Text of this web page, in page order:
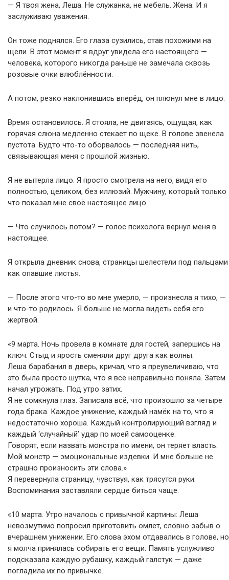
— Я твоя жена, Леша. Не служанка, не мебель. Жена. И я
заслуживаю уважения.
Он тоже поднялся. Его глаза сузились, став похожими на
щели. В этот момент я вдруг увидела его настоящего —
человека, которого никогда раньше не замечала сквозь
розовые очки влюблённости.
А потом, резко наклонившись вперёд, он плюнул мне в лицо.
Время остановилось. Я стояла, не двигаясь, ощущая, как
горячая слюна медленно стекает по щеке. В голове звенела
пустота. Будто что-то оборвалось — последняя нить,
связывающая меня с прошлой жизнью.
Я не вытерла лицо. Я просто смотрела на него, видя его
полностью, целиком, без иллюзий. Мужчину, который только
что показал мне своё настоящее лицо.
— Что случилось потом? — голос психолога вернул меня в
настоящее.
Я открыла дневник снова, страницы шелестели под пальцами
как опавшие листья.
— После этого что-то во мне умерло, — произнесла я тихо, —
и что-то родилось. Я больше не могла видеть себя его
жертвой.
«9 марта. Ночь провела в комнате для гостей, запершись на
ключ. Стыд и ярость сменяли друг друга как волны.
Леша барабанил в дверь, кричал, что я преувеличиваю, что
это была просто шутка, что я всё неправильно поняла. Затем
начал угрожать. Под утро затих.
Я не сомкнула глаз. Записала всё, что произошло за четыре
года брака. Каждое унижение, каждый намёк на то, что я
недостаточно хороша. Каждый контролирующий взгляд и
каждый ‘случайный’ удар по моей самооценке.
Говорят, если назвать монстра по имени, он теряет власть.
Мой монстр — эмоциональные издевки. И мне больше не
страшно произносить эти слова.»
Я перевернула страницу, чувствуя, как трясутся руки.
Воспоминания заставляли сердце биться чаще.
«10 марта. Утро началось с привычной картины: Леша
невозмутимо попросил приготовить омлет, словно забыв о
вчерашнем унижении. Его слова эхом отдавались в голове, но
я молча принялась собирать его вещи. Память услужливо
подсказала каждую рубашку, каждый галстук — даже
погладила их по привычке.